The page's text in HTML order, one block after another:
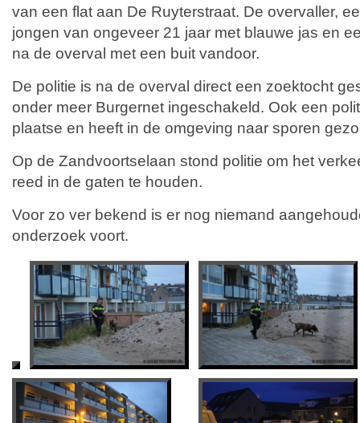
van een flat aan De Ruyterstraat. De overvaller,
jongen van ongeveer 21 jaar met blauwe jas en
na de overval met een buit vandoor.
De politie is na de overval direct een zoektocht
onder meer Burgernet ingeschakeld. Ook een
plaatse en heeft in de omgeving naar sporen
Op de Zandvoortselaan stond politie om het
reed in de gaten te houden.
Voor zo ver bekend is er nog niemand
onderzoek voort.